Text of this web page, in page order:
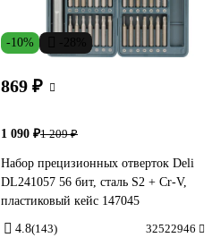
-10%
869 ₽
1 090 ₽1 209 ₽
Набор прецизионных отверток Deli
DL241057 56 бит, сталь S2 + Cr-V,
пластиковый кейс 147045
4.8(143) 32522946